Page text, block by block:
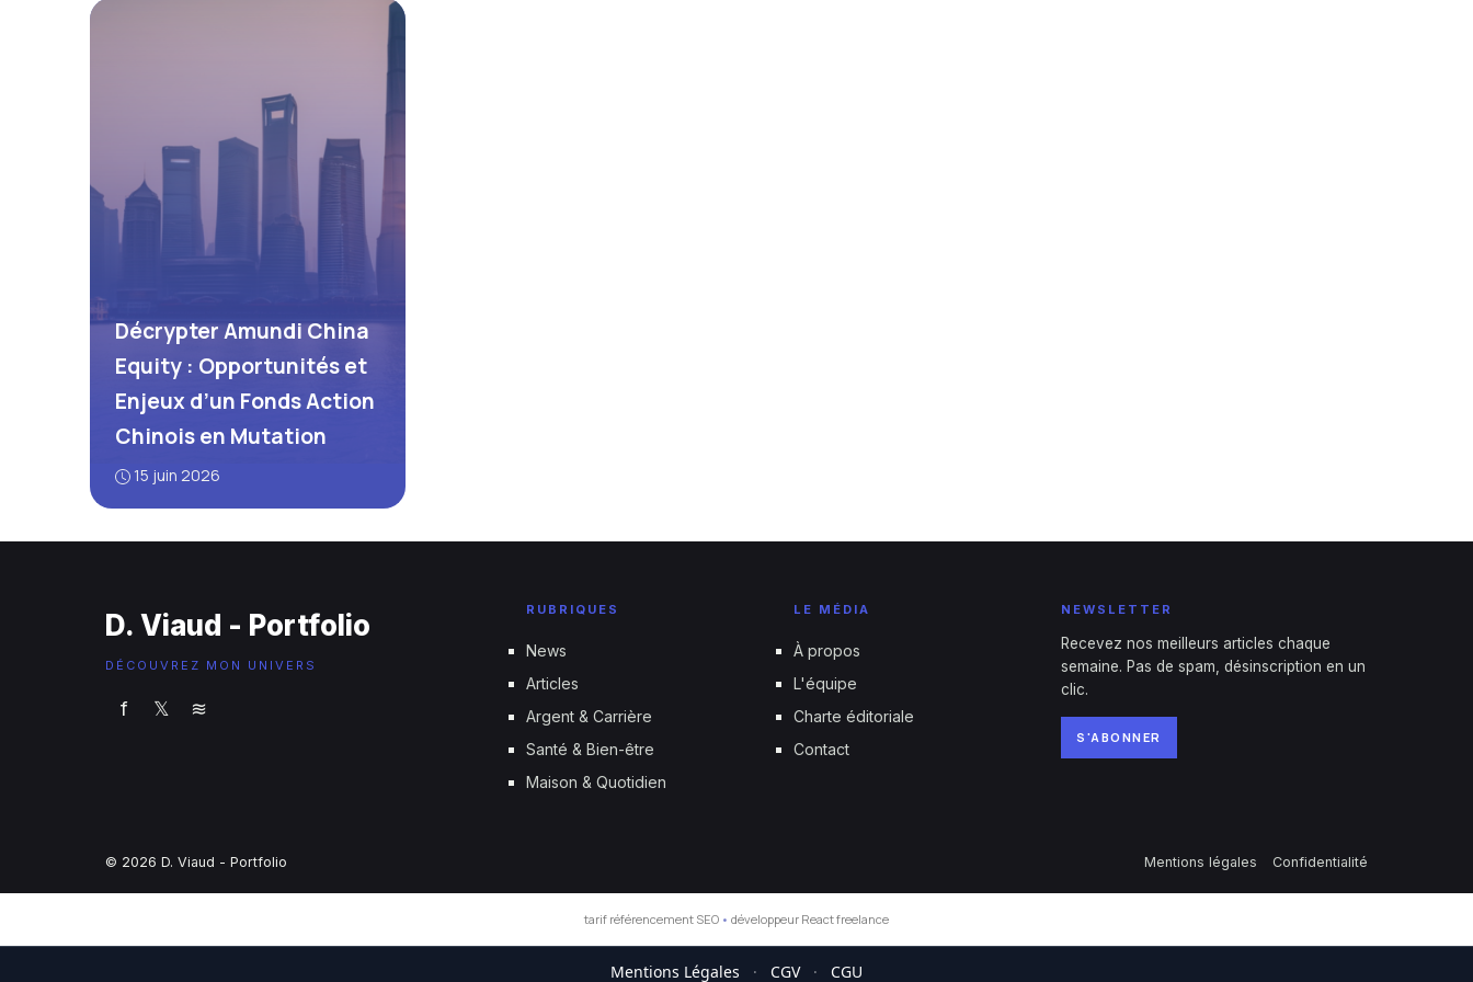
Décrypter Amundi China
Equity : Opportunités et
Enjeux d’un Fonds Action
Chinois en Mutation
15 juin 2026
D. Viaud - Portfolio
DÉCOUVREZ MON UNIVERS
f 𝕏 ≋
RUBRIQUES
News
Articles
Argent & Carrière
Santé & Bien-être
Maison & Quotidien
LE MÉDIA
À propos
L'équipe
Charte éditoriale
Contact
NEWSLETTER
Recevez nos meilleurs articles chaque
semaine. Pas de spam, désinscription en un
clic.
S'ABONNER
© 2026 D. Viaud - Portfolio Mentions légales Confidentialité
tarif référencement SEO • développeur React freelance
Mentions Légales · CGV · CGU